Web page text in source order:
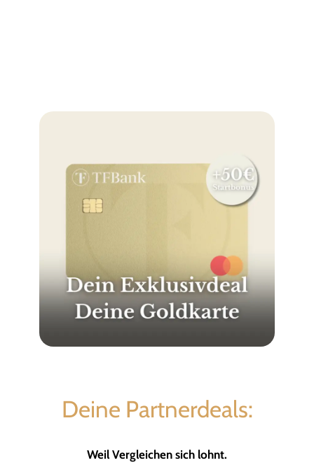
Deine Partnerdeals:
Weil Vergleichen sich lohnt.